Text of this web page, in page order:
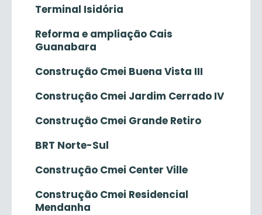
Terminal Isidória
Reforma e ampliação Cais
Guanabara
Construção Cmei Buena Vista III
Construção Cmei Jardim Cerrado IV
Construção Cmei Grande Retiro
BRT Norte-Sul
Construção Cmei Center Ville
Construção Cmei Residencial
Mendanha